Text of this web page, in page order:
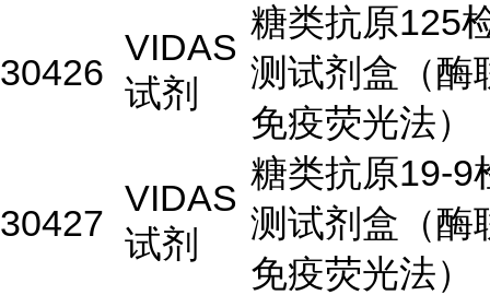
30426
VIDAS
试剂
糖类抗原125
测试剂盒（酶
免疫荧光法）
30427
VIDAS
试剂
糖类抗原19-9
测试剂盒（酶
免疫荧光法）